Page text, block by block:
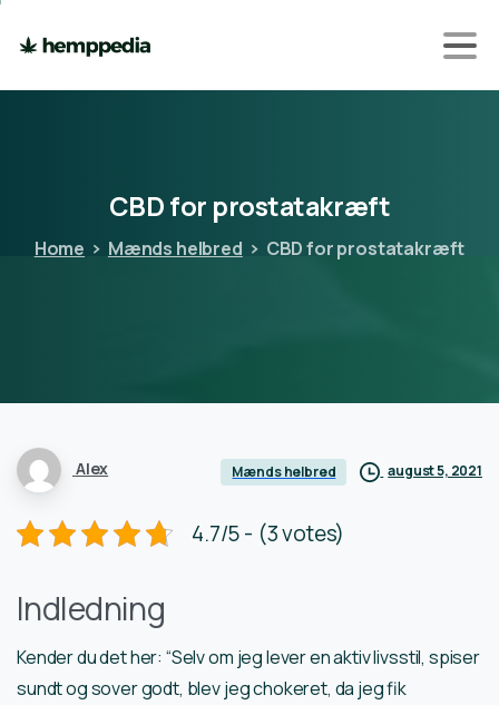
CBDfor prostatakræft
Home Mænds helbred CBD for prostatakræft
Alex Mænds helbred august 5, 2021
4.7/5 - (3 votes)
Indledning
Kender du det her: “Selv om jeg lever en aktiv livsstil, spiser
sundt og sover godt, blev jeg chokeret, da jeg fik